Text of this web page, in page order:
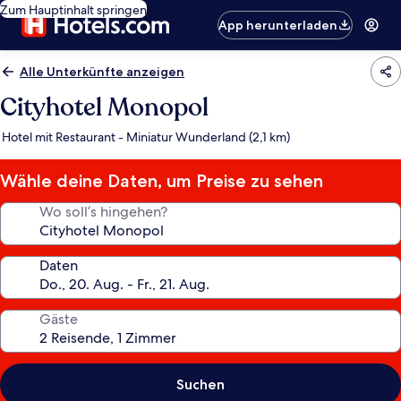
Zum Hauptinhalt springen
App herunterladen
Alle Unterkünfte anzeigen
Cityhotel Monopol
Hotel mit Restaurant - Miniatur Wunderland (2,1 km)
Wähle deine Daten, um Preise zu sehen
Wo soll’s hingehen?
Daten
Gäste
Suchen